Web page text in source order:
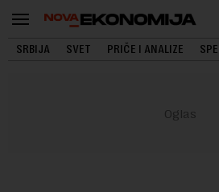
SRBIJA SVET PRIČE I ANALIZE